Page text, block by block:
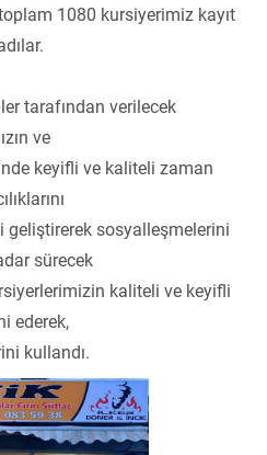
1080 kursiyerimiz kayıt
tarafından verilecek
ve
keyifli ve kaliteli zaman
geliştirerek sosyalleşmelerini
sürecek
kaliteli ve keyifli
ederek,
kullandı.